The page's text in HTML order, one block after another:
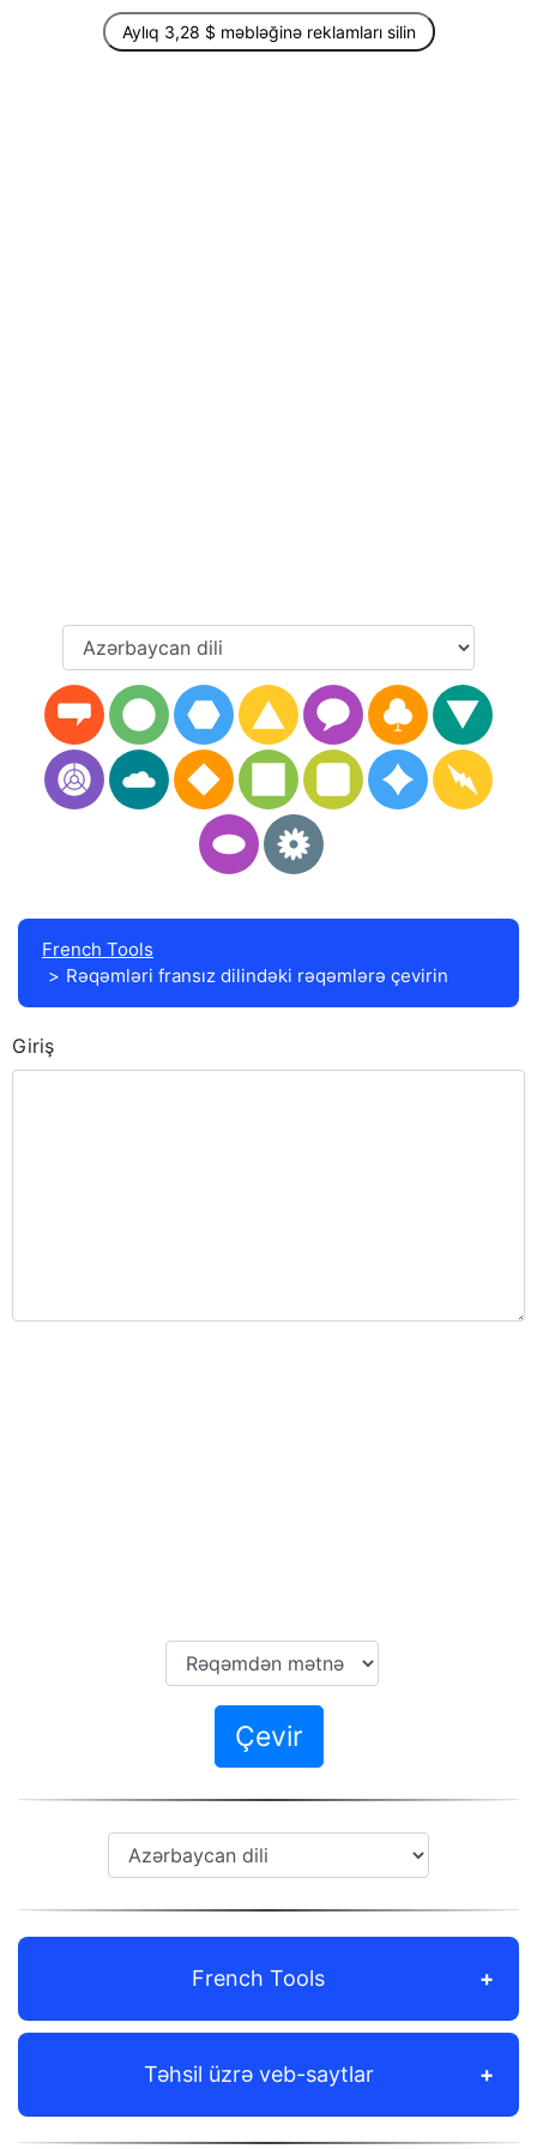
Aylıq 3,28 $ məbləğinə reklamları silin
French Tools
Rəqəmləri fransız dilindəki rəqəmlərə çevirin
Giriş
Çevir
French Tools
Təhsil üzrə veb-saytlar